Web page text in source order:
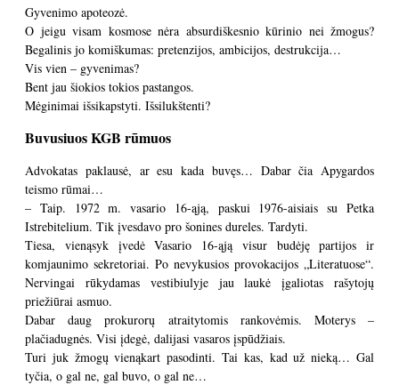
Gyvenimo apoteozė.
O jeigu visam kosmose nėra absurdiškesnio kūrinio nei žmogus?
Begalinis jo komiškumas: pretenzijos, ambicijos, destrukcija…
Vis vien – gyvenimas?
Bent jau šiokios tokios pastangos.
Mėginimai išsikapstyti. Išsilukštenti?
Buvusiuos KGB rūmuos
Advokatas paklausė, ar esu kada buvęs… Dabar čia Apygardos
teismo rūmai…
– Taip. 1972 m. vasario 16-ąją, paskui 1976-aisiais su Petka
Istrebitelium. Tik įvesdavo pro šonines dureles. Tardyti.
Tiesa, vienąsyk įvedė Vasario 16-ąją visur budėję partijos ir
komjaunimo sekretoriai. Po nevykusios provokacijos „Literatuose“.
Nervingai rūkydamas vestibiulyje jau laukė įgaliotas rašytojų
priežiūrai asmuo.
Dabar daug prokurorų atraitytomis rankovėmis. Moterys –
plačiadugnės. Visi įdegė, dalijasi vasaros įspūdžiais.
Turi juk žmogų vienąkart pasodinti. Tai kas, kad už nieką… Gal
tyčia, o gal ne, gal buvo, o gal ne…